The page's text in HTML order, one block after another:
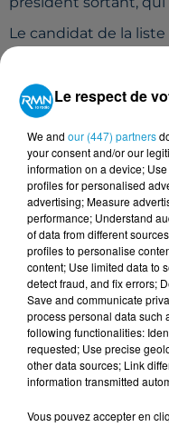
Le candidat de la
obtient près de 21%
de la liste "Nous, la
16.78%.
En troisième
Callennec, de la liste
15.35%, juste devant
Bretagne forte" qui
La liste "Bretagne
Desmares-Poirrier,
Le deuxième tour
dimanche 27 juin.
Publié : 20 juin 2021 à
Le respect de
We and our (447) partners
your consent and/or our
information on a device;
profiles for personalised
advertising; Measure
performance; Understand
of data from different
profiles to personalise
content; Use limited data to
detect fraud, and fix errors;
Save and communicate
process personal data such
following functionalities:
requested; Use precise
other data sources; Link
information transmitted
Vous pouvez accepter en